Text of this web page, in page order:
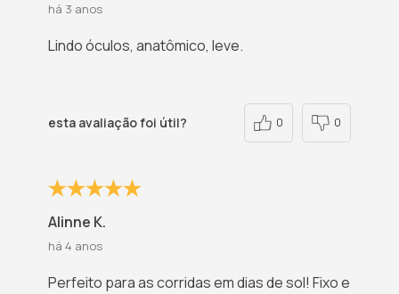
há 3 anos
Lindo óculos, anatômico, leve.
esta avaliação foi útil? 0 0
Alinne K.
há 4 anos
Perfeito para as corridas em dias de sol! Fixo e